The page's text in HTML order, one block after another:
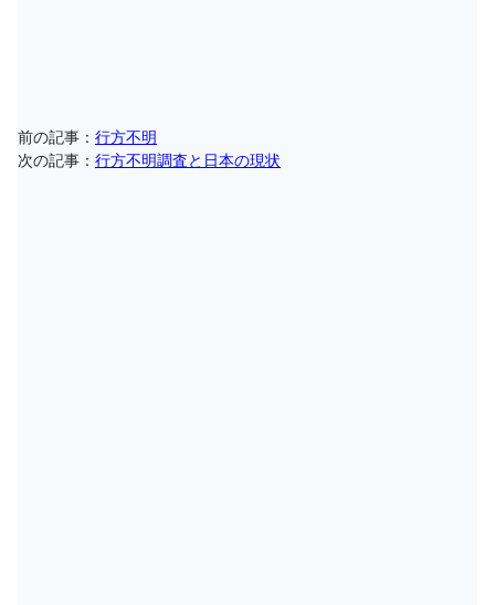
前の記事： 行方不明
次の記事： 行方不明調査と日本の現状